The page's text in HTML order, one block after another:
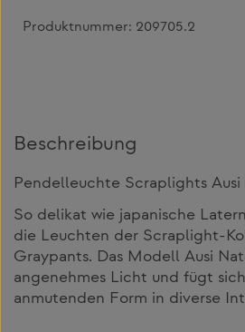
Produktnummer: 209705.2
Beschreibung
Pendelleuchte Scraplights Ausi
So delikat wie japanische
die Leuchten der Scraplight-
Graypants. Das Modell Ausi
angenehmes Licht und fügt
anmutenden Form in diverse